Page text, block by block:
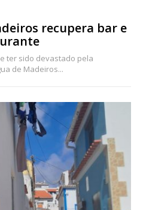
recupera bar e
ter sido devastado pela
de Madeiros...